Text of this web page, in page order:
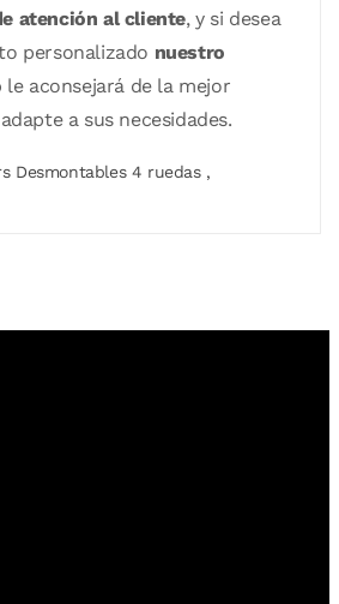
atención al cliente, y si desea
personalizado nuestro
le aconsejará de la mejor
a sus necesidades.
Desmontables 4 ruedas,